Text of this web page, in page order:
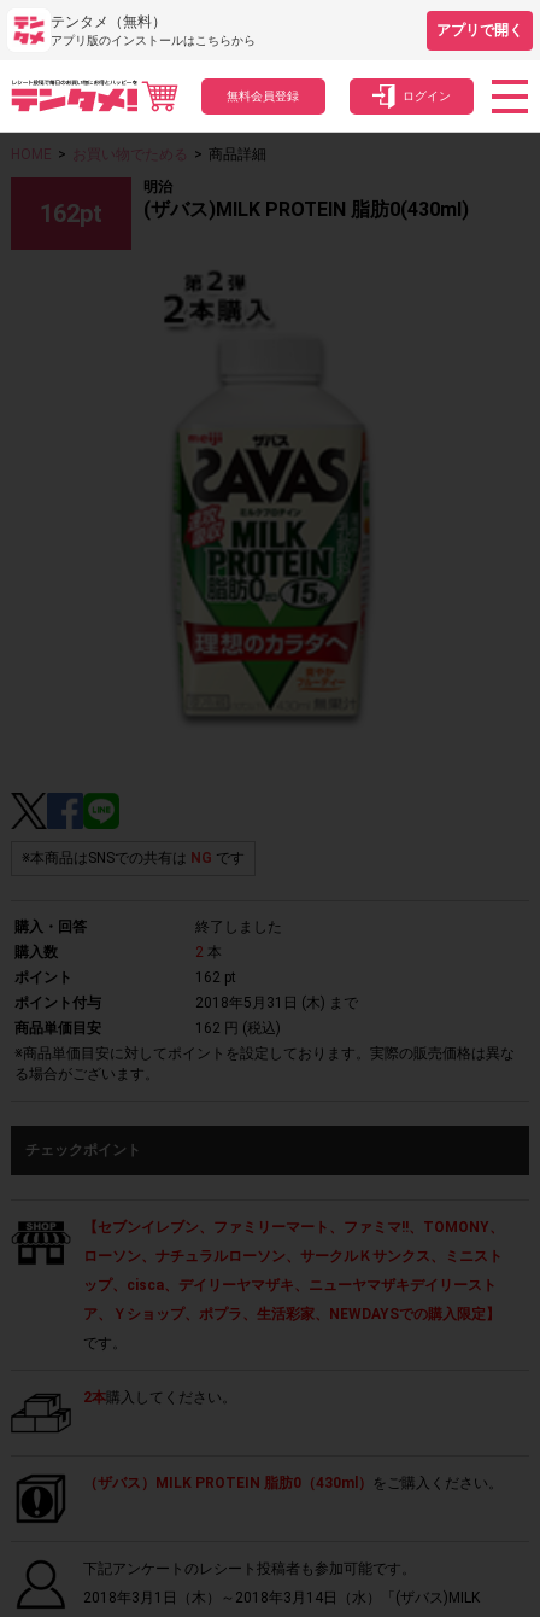
テンタメ（無料）
アプリ版のインストールはこちらから
アプリで開く
無料会員登録 ログイン
HOME > お買い物でためる > 商品詳細
162pt
明治
(ザバス)MILK PROTEIN 脂肪0(430ml)
※本商品はSNSでの共有は NG です
購入・回答
終了しました
購入数
2 本
ポイント
162 pt
ポイント付与
2018年5月31日 (木) まで
商品単価目安
162 円 (税込)
※商品単価目安に対してポイントを設定しております。実際の販売価格は異な
る場合がございます。
チェックポイント
【セブンイレブン、ファミリーマート、ファミマ!!、TOMONY、
ローソン、ナチュラルローソン、サークルＫサンクス、ミニスト
ップ、cisca、デイリーヤマザキ、ニューヤマザキデイリースト
ア、Ｙショップ、ポプラ、生活彩家、NEWDAYSでの購入限定】
です。
2本購入してください。
（ザバス）MILK PROTEIN 脂肪0（430ml） をご購入ください。
下記アンケートのレシート投稿者も参加可能です。
2018年3月1日（木）～2018年3月14日（水）「(ザバス)MILK